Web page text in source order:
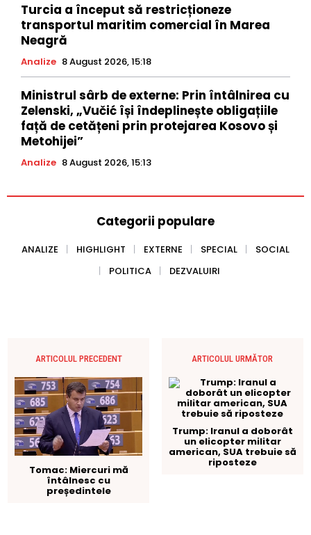
Turcia a început să restricționeze
transportul maritim comercial în Marea
Neagră
Analize 8 August 2026, 15:18
Ministrul sârb de externe: Prin întâlnirea cu
Zelenski, „Vučić își îndeplinește obligațiile
față de cetățeni prin protejarea Kosovo și
Metohijei”
Analize 8 August 2026, 15:13
Categorii populare
ANALIZE HIGHLIGHT EXTERNE SPECIAL
SOCIAL
POLITICA
DEZVALUIRI
ARTICOLUL PRECEDENT
Tomac: Miercuri mă
întâlnesc cu
președintele
ARTICOLUL URMĂTOR
Trump: Iranul a doborât
un elicopter militar
american, SUA trebuie să
riposteze